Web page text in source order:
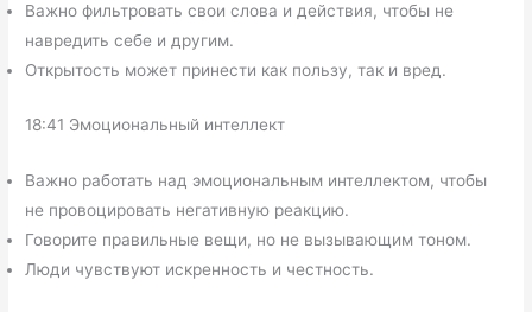
Важно фильтровать свои слова и действия, чтобы не
навредить себе и другим.
Открытость может принести как пользу, так и вред.
18:41 Эмоциональный интеллект
Важно работать над эмоциональным интеллектом, чтобы
не провоцировать негативную реакцию.
Говорите правильные вещи, но не вызывающим тоном.
Люди чувствуют искренность и честность.